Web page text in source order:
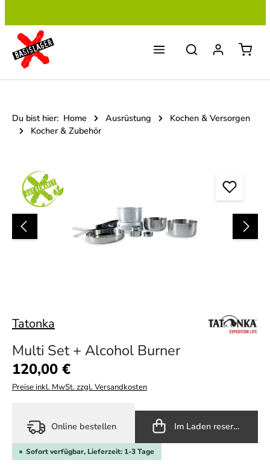
Du bist hier: Home Ausrüstung
Kochen & Versorgen
Kocher & Zubehör
Tatonka
Multi Set + Alcohol Burner
Regulärer Preis:
120,00 €
Preise inkl. MwSt. zzgl. Versandkosten
Online bestellen Im Laden reservieren
Sofort verfügbar, Lieferzeit: 1-3 Tage